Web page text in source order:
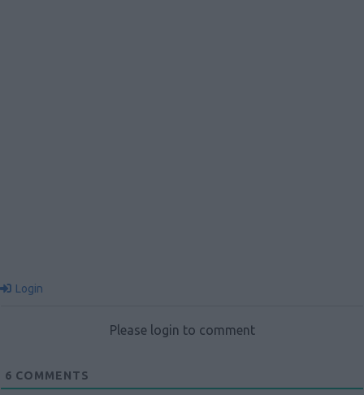
Login
Please login to comment
6 COMMENTS